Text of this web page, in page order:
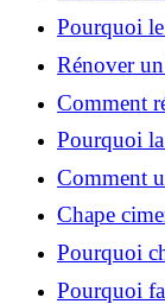
et efficaces ?
Pourquoi
vendre ou
Rénover
pratique et
Comment
Pourquoi
Comment
peut-il
Chape
projet ?
Pourquoi
d’œuvre
Pourquoi